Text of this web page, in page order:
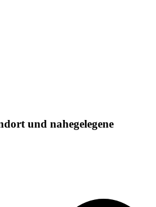
und nahegelegene